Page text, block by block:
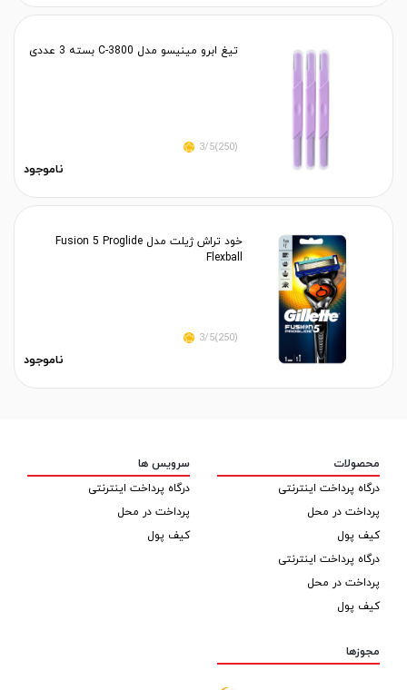
تیغ ابرو مینیسو مدل C-3800 بسته 3 عددی
(250)3/5
ناموجود
خود تراش ژیلت مدل Fusion 5 Proglide
Flexball
(250)3/5
ناموجود
محصولات
درگاه پرداخت اینترنتی
پرداخت در محل
کیف پول
درگاه پرداخت اینترنتی
پرداخت در محل
کیف پول
سرویس ها
درگاه پرداخت اینترنتی
پرداخت در محل
کیف پول
مجوزها